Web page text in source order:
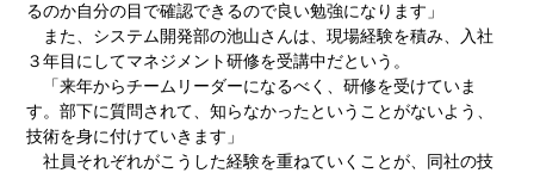
るのか自分の目で確認できるので良い勉強になります」
また、システム開発部の池山さんは、現場経験を積み、入社
３年目にしてマネジメント研修を受講中だという。
「来年からチームリーダーになるべく、研修を受けていま
す。部下に質問されて、知らなかったということがないよう、
技術を身に付けていきます」
社員それぞれがこうした経験を重ねていくことが、同社の技